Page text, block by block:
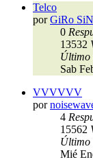
Telco
porGiRo
0
13532
Último
Sab
VVVVVV
por
4
15562
Último
Mié